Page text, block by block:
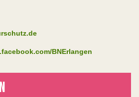
BNErlangen